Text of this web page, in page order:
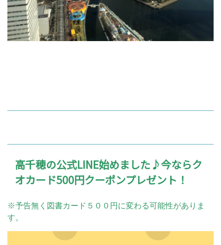
高千穂の公式LINE始めました♪今ならク
オカード500円クーポンプレゼント！
※予告無く図書カード５００円に変わる可能性がありま
す。